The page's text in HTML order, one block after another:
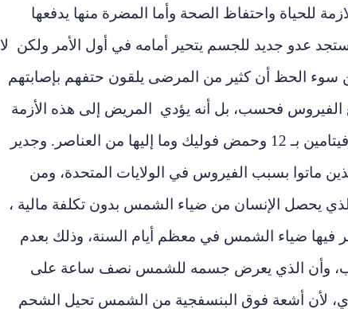
للحياة واحتفاظ الصحة وأما المضرة منها يدفعها
عدو جديد للجسم يتحير أمامه في أول الأمر ولكن لا
سوء الحظ أن كثير من المرضى يلقون حتفهم بإصابتهم
الفيروس فحسب، بل أنه يؤدي المريض إلى هذه الأزمة
الصحية عوز جسمه من فيتامين دي وفيتامين سي وفيتامين بـ 12 وحمض فوليك وما إليها من العناصر. وجدير
وجد عوز فيتامين دي في 60% من اللذين ماتوا بسبب الفيروس في الولايات المتحدة، ومن
يحصل الإنسان من ضياء الشمس بدون تكلفة مالية ،
فيها ضياء الشمس في معظم أيام السنة، وذلك بعدم
وأن الذي يعرض جسمه للشمس نصف ساعة على
لأن أشعة فوق البنسفجية من الشمس تحيل الشحم